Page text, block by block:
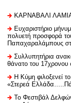
ΚΑΡΝΑΒΑΛΙ
Ευχαριστήριo
πολυετή προσφορά
Παπαχαραλάμπους
Συλλυπητήρια
θάνατο του 17χρονου
Η Κύμη φιλοξενεί
«Στερεά
Το Φεστιβάλ